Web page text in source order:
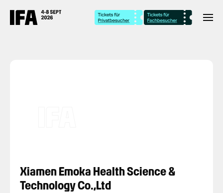
Xiamen Emoka Health Science &
Technology Co.,Ltd